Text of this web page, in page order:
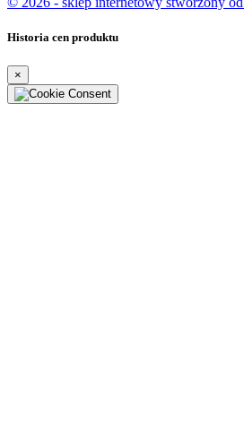
Historia cen produktu
×